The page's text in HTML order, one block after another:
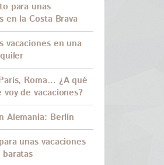
para unas
en la Costa Brava
vacaciones en una
Roma… ¿A qué
voy de vacaciones?
Alemania: Berlín
unas vacaciones